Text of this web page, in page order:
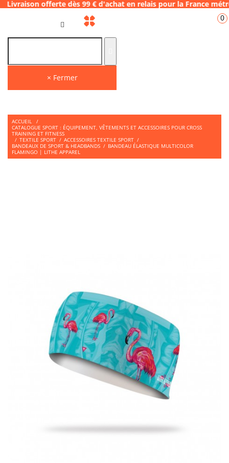
offerte dès 99 € d'achat en relais pour la
× Fermer
0
ACCUEIL
/
CATALOGUE SPORT : ÉQUIPEMENT, VÊTEMENTS ET ACCESSOIRES POUR CROSS
TRAINING ET FITNESS
/ TEXTILE SPORT / ACCESSOIRES TEXTILE SPORT /
BANDEAUX DE SPORT & HEADBANDS / BANDEAU ÉLASTIQUE MULTICOLOR
FLAMINGO | LITHE APPAREL